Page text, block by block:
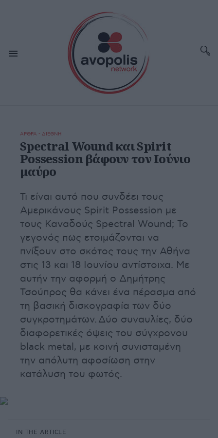
ΑΡΘΡΑ - ΔΙΕΘΝΗ
Spectral Wound και Spirit
Possession βάφουν τον Ιούνιο
μαύρο
Τι είναι αυτό που συνδέει τους
Αμερικάνους Spirit Possession με
τους Καναδούς Spectral Wound; Το
γεγονός πως ετοιμάζονται να
πνίξουν στο σκότος τους την Αθήνα
στις 13 και 18 Ιουνίου αντίστοιχα. Με
αυτήν την αφορμή ο Δημήτρης
Τσούπρος θα κάνει ένα πέρασμα από
τη βασική δισκογραφία των δύο
συγκροτημάτων. Δύο συναυλίες, δύο
διαφορετικές όψεις του σύγχρονου
black metal, με κοινή συνισταμένη
την απόλυτη αφοσίωση στην
κατάλυση του φωτός.
IN THE ARTICLE